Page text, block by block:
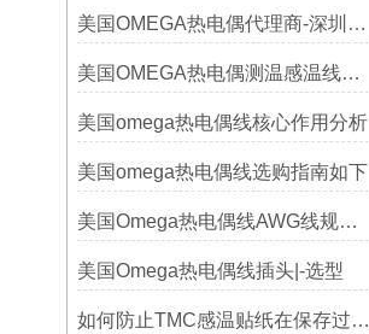
美国OMEGA热电偶代理商-深圳鑫博恒业-热电偶测温感温线和插头插座连接器
美国OMEGA热电偶测温感温线和插头插座连接器真伪原装正品判断查验方法
美国omega热电偶线核心作用分析
美国omega热电偶线选购指南如下
美国Omega热电偶线AWG线规对照表
美国Omega热电偶线插头|-选型
如何防止TMC感温贴纸在保存过程中损坏？